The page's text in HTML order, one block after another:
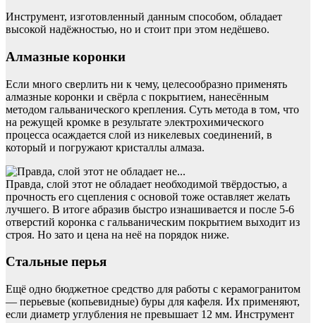
Инструмент, изготовленный данным способом, обладает
высокой надёжностью, но и стоит при этом недёшево.
Алмазные коронки
Если много сверлить ни к чему, целесообразно применять
алмазные коронки и свёрла с покрытием, нанесённым
методом гальванического крепления. Суть метода в том, что
на режущей кромке в результате электрохимического
процесса осаждается слой из никелевых соединений, в
который и погружают кристаллы алмаза.
Правда, слой этот не обладает необходимой твёрдостью, а
прочность его сцепления с основой тоже оставляет желать
лучшего. В итоге абразив быстро изнашивается и после 5-6
отверстий коронка с гальваническим покрытием выходит из
строя. Но зато и цена на неё на порядок ниже.
Стальные перья
Ещё одно бюджетное средство для работы с керамогранитом
— перьевые (копьевидные) буры для кафеля. Их применяют,
если диаметр углубления не превышает 12 мм. Инструмент